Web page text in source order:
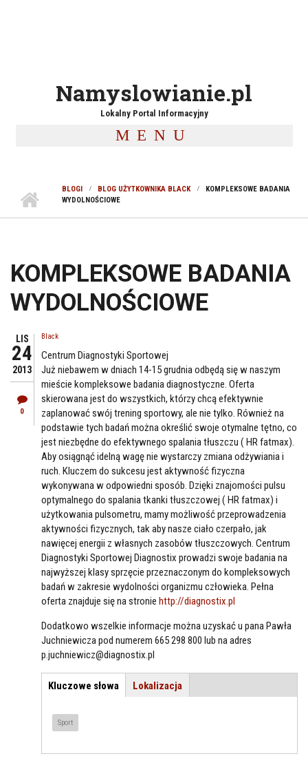
Namyslowianie.pl
Lokalny Portal Informacyjny
MENU
BLOGI BLOG UŻYTKOWNIKA BLACK
KOMPLEKSOWE BADANIA
WYDOLNOŚCIOWE
KOMPLEKSOWE BADANIA
WYDOLNOŚCIOWE
LIS
24
2013
0
Black
Centrum Diagnostyki Sportowej
Już niebawem w dniach 14-15 grudnia odbędą się w naszym
mieście kompleksowe badania diagnostyczne. Oferta
skierowana jest do wszystkich, którzy chcą efektywnie
zaplanować swój trening sportowy, ale nie tylko. Również na
podstawie tych badań można określić swoje otymalne tętno, co
jest niezbędne do efektywnego spalania tłuszczu ( HR fatmax).
Aby osiągnąć idelną wagę nie wystarczy zmiana odżywiania i
ruch. Kluczem do sukcesu jest aktywność fizyczna
wykonywana w odpowiedni sposób. Dzięki znajomości pulsu
optymalnego do spalania tkanki tłuszczowej ( HR fatmax) i
użytkowania pulsometru, mamy możliwość przeprowadzenia
aktywności fizycznych, tak aby nasze ciało czerpało, jak
nawięcej energii z własnych zasobów tłuszczowych. Centrum
Diagnostyki Sportowej Diagnostix prowadzi swoje badania na
najwyższej klasy sprzęcie przeznaczonym do kompleksowych
badań w zakresie wydolności organizmu człowieka. Pełna
oferta znajduje się na stronie http://diagnostix.pl
Dodatkowo wszelkie informacje można uzyskać u pana Pawła
Juchniewicza pod numerem 665 298 800 lub na adres
p.juchniewicz@diagnostix.pl
TEMAT / LOKALIZACJA
Kluczowe słowa (aktywna
karta)
Lokalizacja
Sport